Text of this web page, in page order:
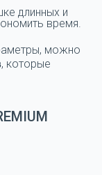
длинных и
время.
можно
, которые